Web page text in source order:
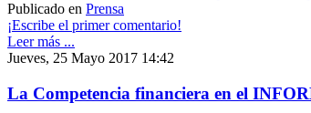
Publicado en Prensa
¡Escribe el primer comentario!
Leer más ...
Jueves, 25 Mayo 2017 14:42
La Competencia financiera en el